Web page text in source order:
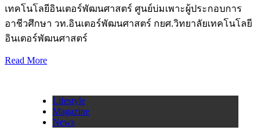
เทคโนโลยีอินเตอร์พัฒนศาสตร์ ศูนย์บ่มเพาะผู้ประกอบการ
อาชีวศึกษา วท.อินเตอร์พัฒนศาสตร์ กยศ.วิทยาลัยเทคโนโลยี
อินเตอร์พัฒนศาสตร์
Read More
Lifestyle
Magazine
News